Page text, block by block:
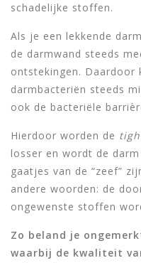
schadelijke stoffen.
Als je een lekkende
de darmwand steeds
ontstekingen. Daardoor
darmbacteriën steeds
ook de bacteriële
Hierdoor worden de
losser en wordt de darm
gaatjes van de “zeef”
andere woorden: de
ongewenste stoffen
Zo beland je
waarbij de kwaliteit